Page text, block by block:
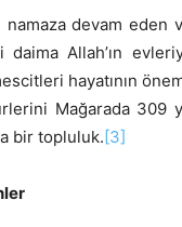
devam eden
daima Allah’ın
hayatının
Mağarada 309
bir topluluk.[3]